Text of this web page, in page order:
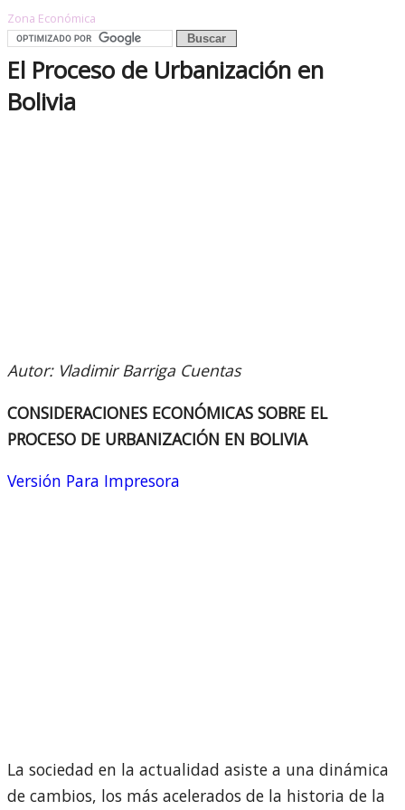
Zona Económica
El Proceso de Urbanización en
Bolivia
Autor: Vladimir Barriga Cuentas
CONSIDERACIONES ECONÓMICAS SOBRE EL
PROCESO DE URBANIZACIÓN EN BOLIVIA
Versión Para Impresora
La sociedad en la actualidad asiste a una dinámica
de cambios, los más acelerados de la historia de la